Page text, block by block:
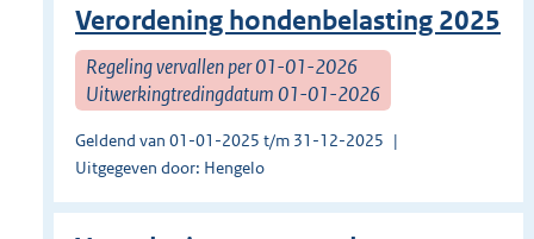
Verordening hondenbelasting 2025
Regeling vervallen per 01-01-2026
Uitwerkingtredingdatum 01-01-2026
Geldend van 01-01-2025 t/m 31-12-2025
Uitgegeven door: Hengelo